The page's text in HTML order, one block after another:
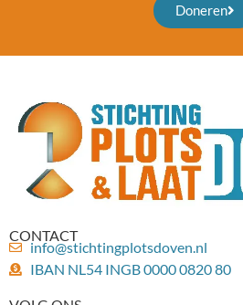
Doneren
CONTACT
info@stichtingplotsdoven.nl
IBAN NL54 INGB 0000 0820 80